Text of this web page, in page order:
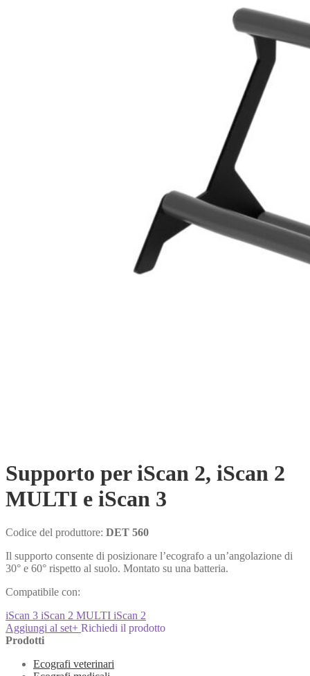
Supporto per iScan 2, iScan 2
MULTI e iScan 3
Codice del produttore: DET 560
Il supporto consente di posizionare l’ecografo a un’angolazione di
30° e 60° rispetto al suolo. Montato su una batteria.
Compatibile con:
iScan 3 iScan 2 MULTI iScan 2
Aggiungi al set+ Richiedi il prodotto
Prodotti
Ecografi veterinari